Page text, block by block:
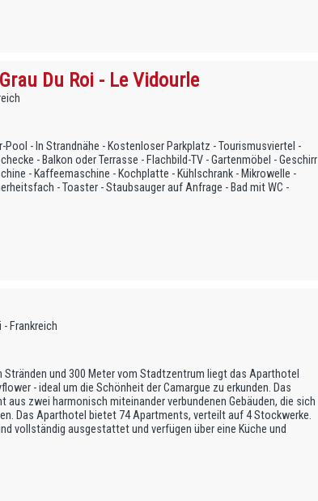
Du Roi - Le Vidourle
Pool - In Strandnähe - Kostenloser Parkplatz - Tourismusviertel -
- Balkon oder Terrasse - Flachbild-TV - Gartenmöbel - Geschirr
- Kaffeemaschine - Kochplatte - Kühlschrank - Mikrowelle -
- Toaster - Staubsauger auf Anfrage - Bad mit WC -
Frankreich
Stränden und 300 Meter vom Stadtzentrum liegt das Aparthotel
- ideal um die Schönheit der Camargue zu erkunden. Das
aus zwei harmonisch miteinander verbundenen Gebäuden, die sich
Das Aparthotel bietet 74 Apartments, verteilt auf 4 Stockwerke.
vollständig ausgestattet und verfügen über eine Küche und